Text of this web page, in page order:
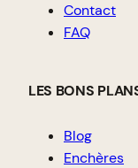
Contact
FAQ
LES BONS
Blog
Enchères